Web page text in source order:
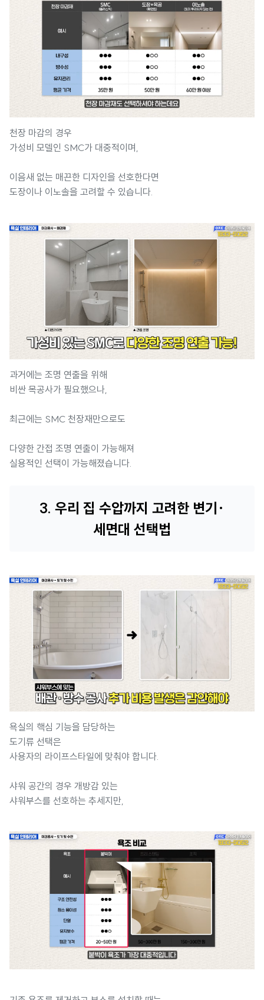
천장 마감의 경우
가성비 모델인 SMC가 대중적이며,
이음새 없는 매끈한 디자인을 선호한다면
도장이나 이노솔을 고려할 수 있습니다.
과거에는 조명 연출을 위해
비싼 목공사가 필요했으나,
최근에는 SMC 천장재만으로도
다양한 간접 조명 연출이 가능해져
실용적인 선택이 가능해졌습니다.
3. 우리 집 수압까지 고려한 변기·
세면대 선택법
욕실의 핵심 기능을 담당하는
도기류 선택은
사용자의 라이프스타일에 맞춰야 합니다.
샤워 공간의 경우 개방감 있는
샤워부스를 선호하는 추세지만,